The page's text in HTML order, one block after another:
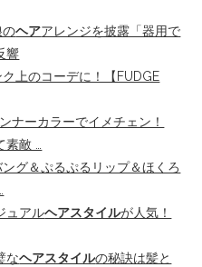
のヘアアレンジを披露「器用で
響
上のコーデに！【FUDGE
ナーカラーでイメチェン！
敵 …
グ＆ぷるぷるリップ＆ほくろ
ュアルヘアスタイルが人気！
なヘアスタイルの秘訣は髪と